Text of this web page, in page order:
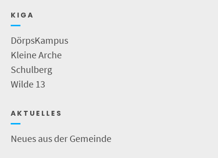
K I G A
DörpsKampus
Kleine Arche
Schulberg
Wilde 13
A K T U E L L E S
Neues aus der Gemeinde